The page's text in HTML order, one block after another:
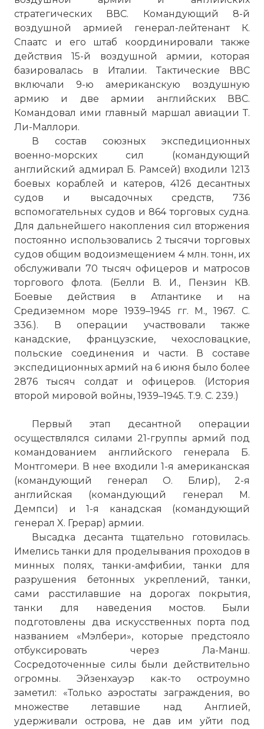
стратегических ВВС. Командующий 8-й
воздушной армией генерал-лейтенант К.
Спаатс и его штаб координировали также
действия 15-й воздушной армии, которая
базировалась в Италии. Тактические ВВС
включали 9-ю американскую воздушную
армию и две армии английских ВВС.
Командовал ими главный маршал авиации Т.
Ли-Маллори.
В состав союзных экспедиционных
военно-морских сил (командующий
английский адмирал Б. Рамсей) входили 1213
боевых кораблей и катеров, 4126 десантных
судов и высадочных средств, 736
вспомогательных судов и 864 торговых судна.
Для дальнейшего накопления сил вторжения
постоянно использовались 2 тысячи торговых
судов общим водоизмещением 4 млн. тонн, их
обслуживали 70 тысяч офицеров и матросов
торгового флота. (Белли В. И., Пензин КВ.
Боевые действия в Атлантике и на
Средиземном море 1939–1945 гг. М., 1967. С.
З36.). В операции участвовали также
канадские, французские, чехословацкие,
польские соединения и части. В составе
экспедиционных армий на 6 июня было более
2876 тысяч солдат и офицеров. (История
второй мировой войны, 1939–1945. Т.9. С. 239.)
Первый этап десантной операции
осуществлялся силами 21-группы армий под
командованием английского генерала Б.
Монтгомери. В нее входили 1-я американская
(командующий генерал О. Блир), 2-я
английская (командующий генерал М.
Демпси) и 1-я канадская (командующий
генерал X. Грерар) армии.
Высадка десанта тщательно готовилась.
Имелись танки для проделывания проходов в
минных полях, танки-амфибии, танки для
разрушения бетонных укреплений, танки,
сами расстилавшие на дорогах покрытия,
танки для наведения мостов. Были
подготовлены два искусственных порта под
названием «Мэлбери», которые предстояло
отбуксировать через Ла-Манш.
Сосредоточенные силы были действительно
огромны. Эйзенхауэр как-то остроумно
заметил: «Только аэростаты заграждения, во
множестве летавшие над Англией,
удерживали острова, не дав им уйти под